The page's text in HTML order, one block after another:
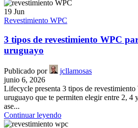
19 Jun
Revestimiento WPC
3 tipos de revestimiento WPC
uruguayo
Publicado por
jcllamosas
junio 6, 2026
Lifecycle presenta 3 tipos de
uruguayo que te permiten elegir entre 2, 4
ase...
Continuar leyendo